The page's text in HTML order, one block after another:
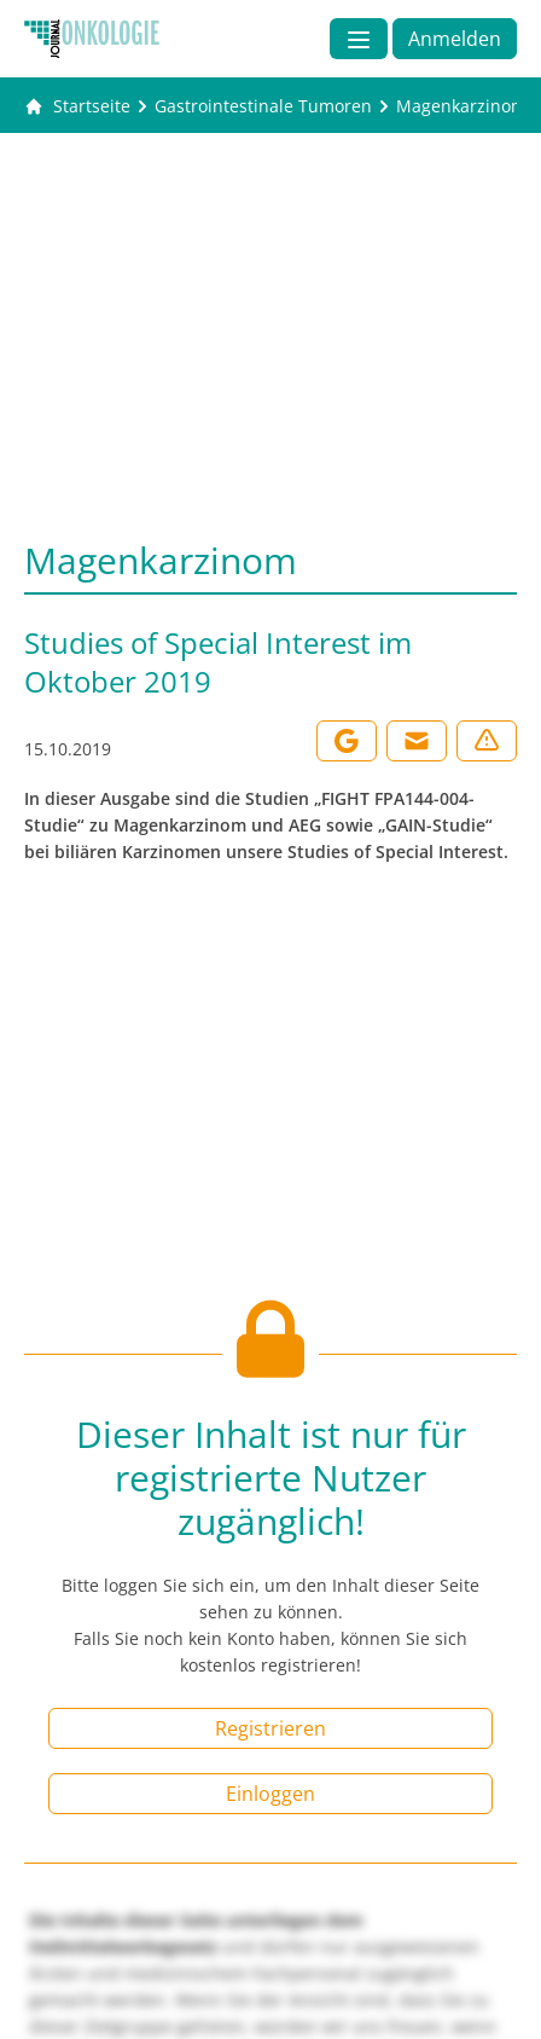
Anmelden
Startseite Gastrointestinale Tumoren Magenkarzinom
Magenkarzinom
Studies of Special Interest im
Oktober 2019
15.10.2019
In dieser Ausgabe sind die Studien „FIGHT FPA144-004-
Studie“ zu Magenkarzinom und AEG sowie „GAIN-Studie“
bei biliären Karzinomen unsere Studies of Special Interest.
Dieser Inhalt ist nur für
registrierte Nutzer
zugänglich!
Bitte loggen Sie sich ein, um den Inhalt dieser Seite
sehen zu können.
Falls Sie noch kein Konto haben, können Sie sich
kostenlos registrieren!
Registrieren
Einloggen
Die Inhalte dieser Seite unterliegen dem
Heilmittelwerbegesetzund dürfen nur ausgewiesenen
Ärzten und medizinischem Fachpersonal zugänglich
gemacht werden. Wenn Sie der Ansicht sind, dass Sie zu
dieser Zielgruppe gehören, würden wir uns freuen, wenn